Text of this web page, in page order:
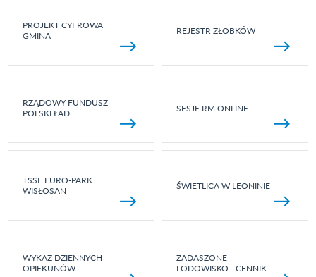
PROJEKT CYFROWA
GMINA
REJESTR ŻŁOBKÓW
RZĄDOWY FUNDUSZ
POLSKI ŁAD
SESJE RM ONLINE
TSSE EURO-PARK
WISŁOSAN
ŚWIETLICA W LEONINIE
WYKAZ DZIENNYCH
OPIEKUNÓW
ZADASZONE
LODOWISKO - CENNIK